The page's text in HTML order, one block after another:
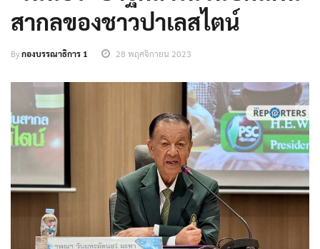
สากลของชาวปาเลสไตน์
Byกองบรรณาธิการ 1 28 พฤศจิกายน 2023